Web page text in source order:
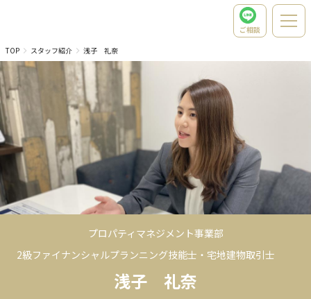
ご相談
TOP
スタッフ紹介 浅子 礼奈
プロパティマネジメント事業部
2級ファイナンシャルプランニング技能士・宅地建物取引士
浅子 礼奈